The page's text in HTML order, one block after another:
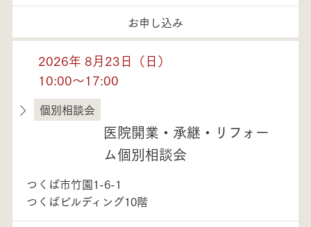
お申し込み
2026年 8月23日（日）
10:00～17:00
茨城県
個別相談会
医院開業・承継・リフォー
ム個別相談会
つくば市竹園1-6-1
つくばビルディング10階